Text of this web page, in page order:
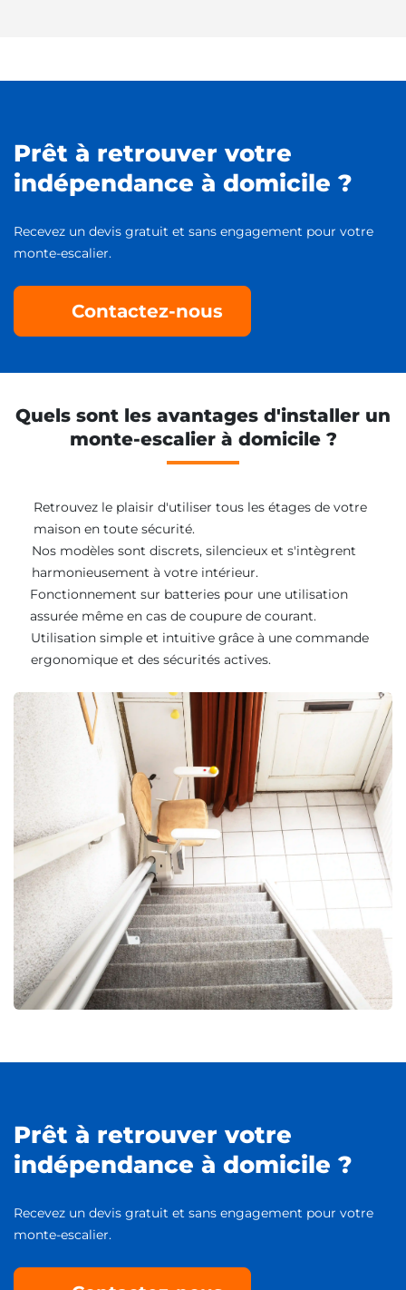
Prêt à retrouver votre
indépendance à domicile ?
Recevez un devis gratuit et sans engagement pour votre
monte-escalier.
Contactez-nous
Quels sont les avantages d'installer un
monte-escalier à domicile ?
Retrouvez le plaisir d'utiliser tous les étages de votre
maison en toute sécurité.
Nos modèles sont discrets, silencieux et s'intègrent
harmonieusement à votre intérieur.
Fonctionnement sur batteries pour une utilisation
assurée même en cas de coupure de courant.
Utilisation simple et intuitive grâce à une commande
ergonomique et des sécurités actives.
Prêt à retrouver votre
indépendance à domicile ?
Recevez un devis gratuit et sans engagement pour votre
monte-escalier.